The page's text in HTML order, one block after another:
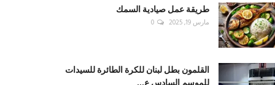
طريقة عمل صيادية السمك
مارس 19, 2025 0
القلمون بطل لبنان للكرة الطائرة للسيدات
للموسم السادس ع...